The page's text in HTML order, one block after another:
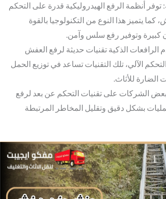
توفر أنظمة الرفع الهيدروليكية قدرة على التحكم
يتميز هذا النوع من التكنولوجيا بالقوة
كبيرة وتوفير رفع سلس وآمن.
الرافعات الذكية تقنيات حديثة لرفع العفش
الآلي، تلك التقنيات تساعد في توزيع الحمل
الضارة للأثاث.
بعض الشركات على تقنيات التحكم عن بعد لرفع
بشكل دقيق وتقليل المخاطر المرتبطة